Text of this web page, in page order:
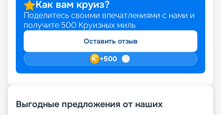
Как вам круиз?
Поделитесь своими впечатлениями с нами и
получите 500 Круизных миль
Оставить отзыв
+500
Выгодные предложения от наших